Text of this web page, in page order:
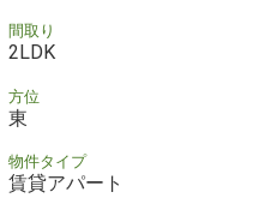
間取り
2LDK
方位
東
物件タイプ
賃貸アパート